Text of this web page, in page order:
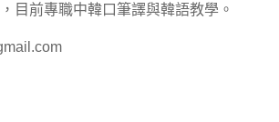
目前專職中韓口筆譯與韓語教學。